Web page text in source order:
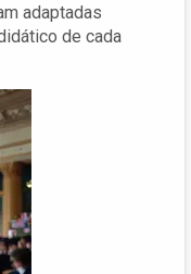
adaptadas
de cada